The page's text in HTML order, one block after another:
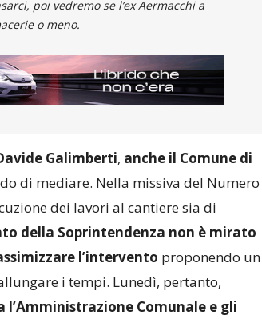
poi vedremo se l’ex Aermacchi a
o meno.
Galimberti, anche il Comune di
di mediare. Nella missiva del Numero
dei lavori al cantiere sia di
della Soprintendenza non è mirato
l’intervento proponendo un
i tempi. Lunedì, pertanto,
Comunale e gli